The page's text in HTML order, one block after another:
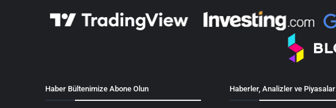
Haber Bültenimize Abone Olun Haberler, Analizler ve Piyasalar